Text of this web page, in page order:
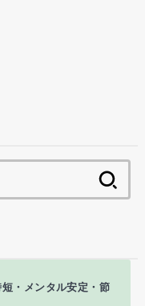
短・メンタル安定・節